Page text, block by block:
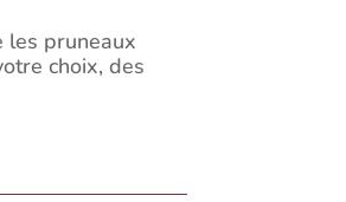
les pruneaux
choix, des